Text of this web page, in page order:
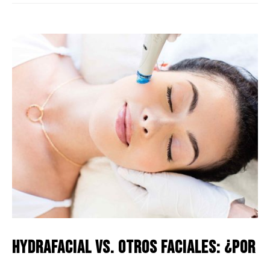
Hydrafacial vs. Otros Faciales: ¿Por